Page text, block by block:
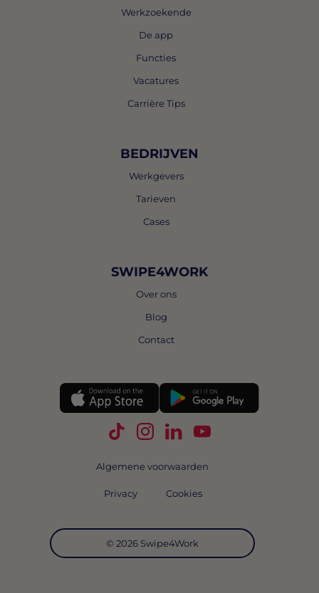
Werkzoekende
De app
Functies
Vacatures
Carrière Tips
BEDRIJVEN
Werkgevers
Tarieven
Cases
SWIPE4WORK
Over ons
Blog
Contact
Volg Swipe4Work op TikTok
Volg Swipe4Work op
Volg Swipe4Work op
Volg Swipe4Work
© 2026 Swipe4Work
Algemene voorwaarden
Privacy Cookies